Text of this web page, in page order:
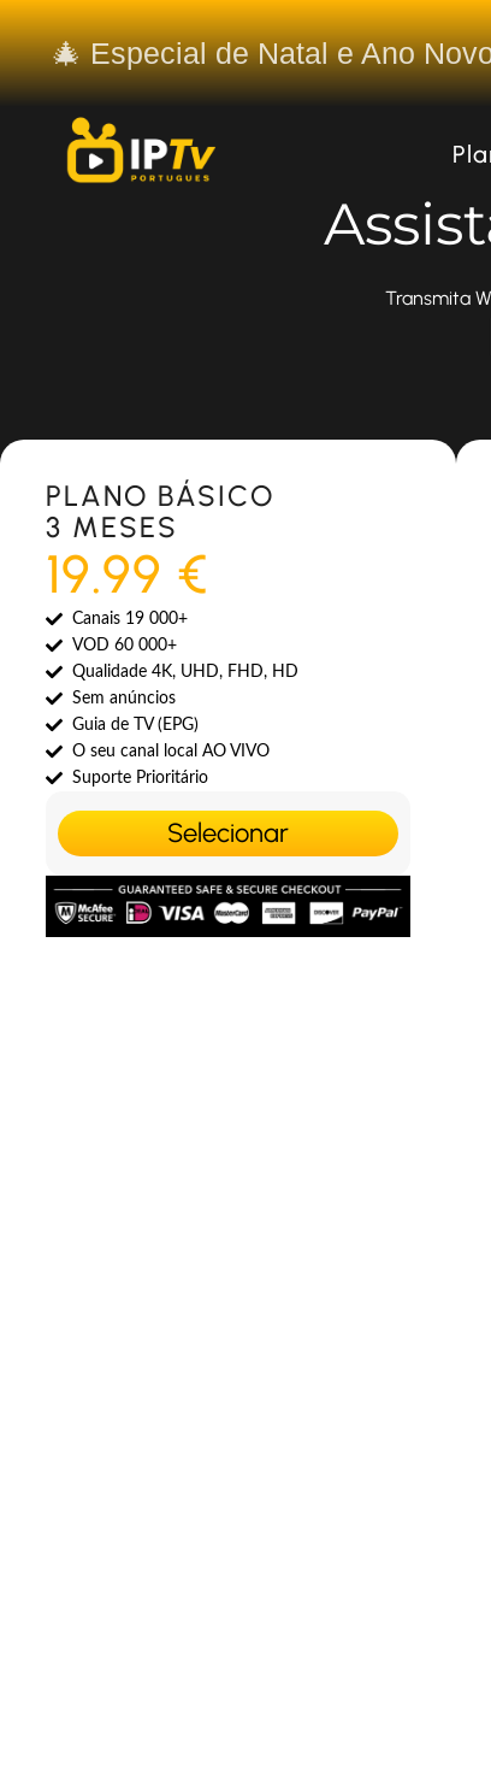
🎄 Especial de Natal e Ano
Transmita
Most Popular
PLANO BÁSICO
3 MESES
19.99 €
Canais 19 000+
VOD 60 000+
Qualidade 4K, UHD, FHD, HD
Sem anúncios
Guia de TV (EPG)
O seu canal local AO VIVO
Suporte Prioritário
Selecionar